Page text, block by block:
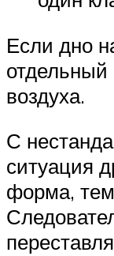
Если дно
отдельный
воздуха.
С
ситуация
форма,